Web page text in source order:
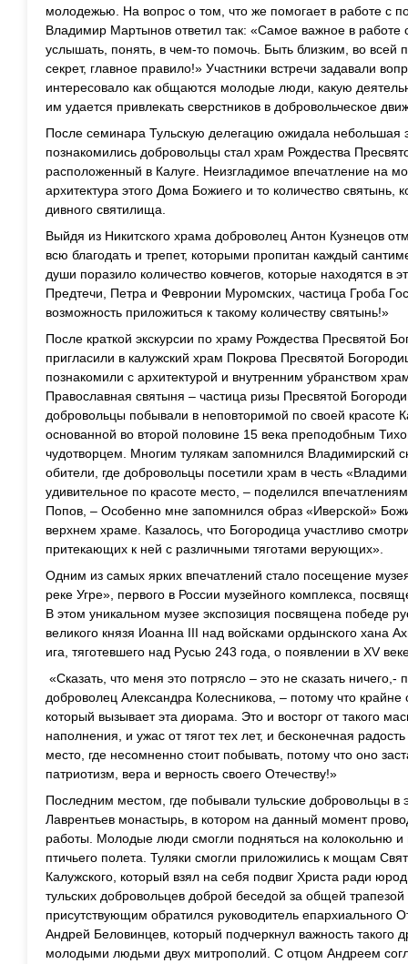
молодежью. На вопрос о том, что же помогает в работе с
Владимир Мартынов ответил так: «Самое важное в
услышать, понять, в чем-то помочь. Быть близким, во всей
секрет, главное правило!» Участники встречи задавали
интересовало как общаются молодые люди, какую
им удается привлекать сверстников в добровольческое
После семинара Тульскую делегацию ожидала небольшая
познакомились добровольцы стал храм Рождества
расположенный в Калуге. Неизгладимое впечатление на
архитектура этого Дома Божиего и то количество святынь,
дивного святилища.
Выйдя из Никитского храма доброволец Антон Кузнецов
всю благодать и трепет, которыми пропитан каждый
души поразило количество ковчегов, которые находятся
Предтечи, Петра и Февронии Муромских, частица Гроба
возможность приложиться к такому количеству святынь!»
После краткой экскурсии по храму Рождества Пресвятой
пригласили в калужский храм Покрова Пресвятой
познакомили с архитектурой и внутренним убранством
Православная святыня – частица ризы Пресвятой
добровольцы побывали в неповторимой по своей красоте
основанной во второй половине 15 века преподобным
чудотворцем. Многим тулякам запомнился Владимирский
обители, где добровольцы посетили храм в честь
удивительное по красоте место, – поделился
Попов, – Особенно мне запомнился образ «Иверской»
верхнем храме. Казалось, что Богородица участливо
притекающих к ней с различными тяготами верующих».
Одним из самых ярких впечатлений стало посещение
реке Угре», первого в России музейного комплекса,
В этом уникальном музее экспозиция посвящена победе
великого князя Иоанна III над войсками ордынского хана
ига, тяготевшего над Русью 243 года, о появлении в XV
«Сказать, что меня это потрясло – это не сказать
доброволец Александра Колесникова, – потому что
который вызывает эта диорама. Это и восторг от такого
наполнения, и ужас от тягот тех лет, и бесконечная
место, где несомненно стоит побывать, потому что оно
патриотизм, вера и верность своего Отечеству!»
Последним местом, где побывали тульские добровольцы в
Лаврентьев монастырь, в котором на данный момент
работы. Молодые люди смогли подняться на колокольню и
птичьего полета. Туляки смогли приложились к мощам
Калужского, который взял на себя подвиг Христа ради
тульских добровольцев доброй беседой за общей
присутствующим обратился руководитель
Андрей Беловинцев, который подчеркнул важность такого
молодыми людьми двух митрополий. С отцом Андреем